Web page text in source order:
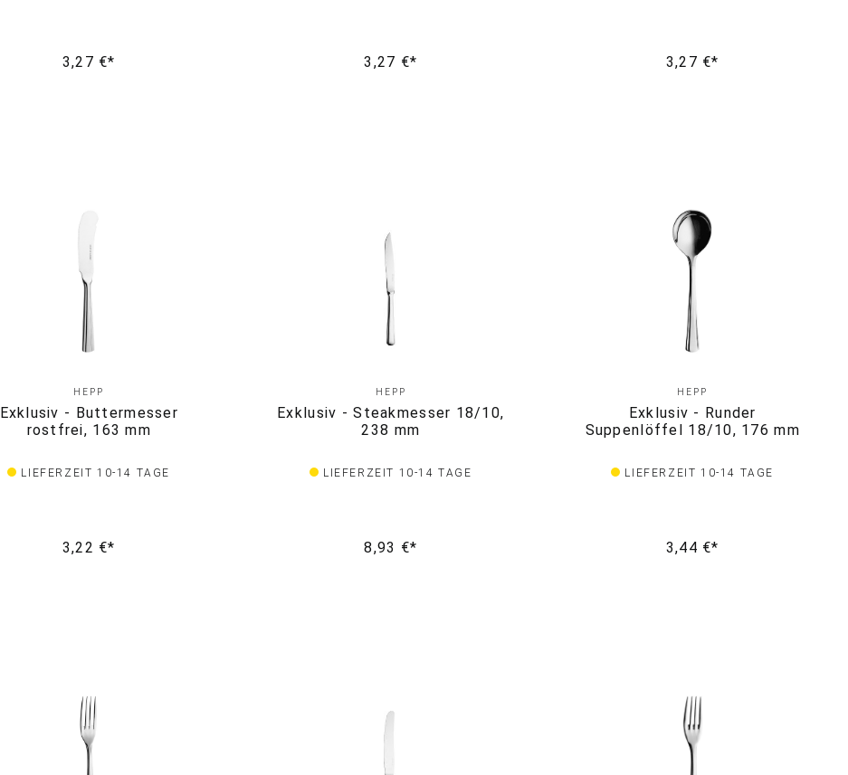
3,27 €* 3,27 €* 3,27 €*
HEPP
Exklusiv - Buttermesser
rostfrei, 163 mm
LIEFERZEIT 10-14 TAGE
3,22 €*
HEPP
Exklusiv - Steakmesser 18/10,
238 mm
LIEFERZEIT 10-14 TAGE
8,93 €*
HEPP
Exklusiv - Runder
Suppenlöffel 18/10, 176 mm
LIEFERZEIT 10-14 TAGE
3,44 €*